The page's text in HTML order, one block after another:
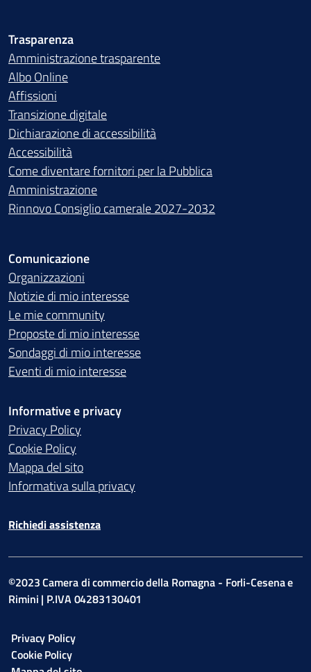
Trasparenza
Amministrazione trasparente
Albo Online
Affissioni
Transizione digitale
Dichiarazione di accessibilità
Accessibilità
Come diventare fornitori per la Pubblica
Amministrazione
Rinnovo Consiglio camerale 2027-2032
Comunicazione
Organizzazioni
Notizie di mio interesse
Le mie community
Proposte di mio interesse
Sondaggi di mio interesse
Eventi di mio interesse
Informative e privacy
Privacy Policy
Cookie Policy
Mappa del sito
Informativa sulla privacy
Richiedi assistenza
©2023 Camera di commercio della Romagna - Forli-Cesena e
Rimini | P.IVA 04283130401
Privacy Policy
Cookie Policy